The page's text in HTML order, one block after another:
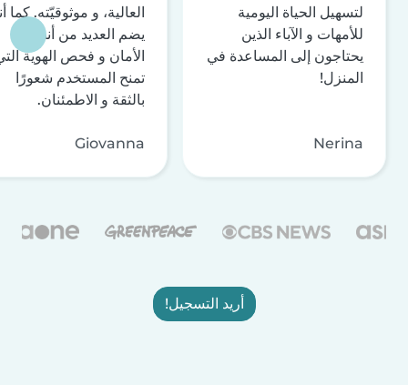
لتسهيل الحياة اليومية
للأمهات و الآباء الذين
يحتاجون إلى المساعدة في
المنزل!
Nerina
العالية، و موثوقيّته. كما
يضم العديد من أنظمة
الأمان و فحص الهوية
تمنح المستخدم شعورًا
بالثقة و الاطمئنان.
Giovanna
أريد التسجيل!